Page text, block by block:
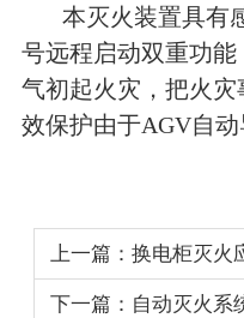
本灭火装置具有
号远程启动双重功
气初起火灾，把火
效保护由于AGV自动
上一篇：换电柜灭火
下一篇：自动灭火系